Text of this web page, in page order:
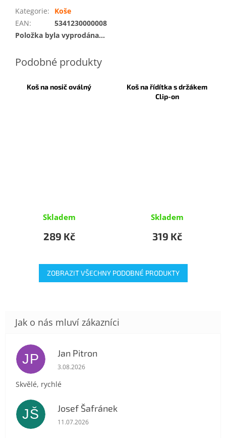
Kategorie:
Koše
EAN:
5341230000008
Položka byla vyprodána…
Koš na nosič oválný
Skladem
289 Kč
Koš na řídítka s držákem
Clip-on
Skladem
319 Kč
ZOBRAZIT VŠECHNY PODOBNÉ PRODUKTY
JP Jan Pitron
Hodnocení obchodu je 5 z 5 hvězdiček.
3.08.2026
Skvělé, rychlé
JŠ Josef Šafránek
Hodnocení obchodu je 5 z 5 hvězdiček.
11.07.2026